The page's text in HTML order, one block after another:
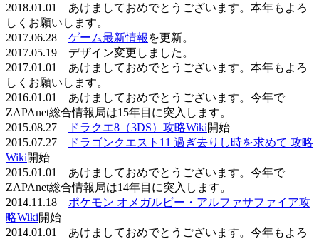
2018.01.01 あけましておめでとうございます。本年もよろ
しくお願いします。
2017.06.28 ゲーム最新情報 を更新。
2017.05.19 デザイン変更しました。
2017.01.01 あけましておめでとうございます。本年もよろ
しくお願いします。
2016.01.01 あけましておめでとうございます。今年で
ZAPAnet総合情報局は15年目に突入します。
2015.08.27
ドラクエ8（3DS）攻略Wiki開始
2015.07.27
ドラゴンクエスト11 過ぎ去りし時を求めて 攻略
Wiki開始
2015.01.01 あけましておめでとうございます。今年で
ZAPAnet総合情報局は14年目に突入します。
2014.11.18 ポケモン オメガルビー・アルファサファイア攻
略Wiki開始
2014.01.01 あけましておめでとうございます。今年もよろ